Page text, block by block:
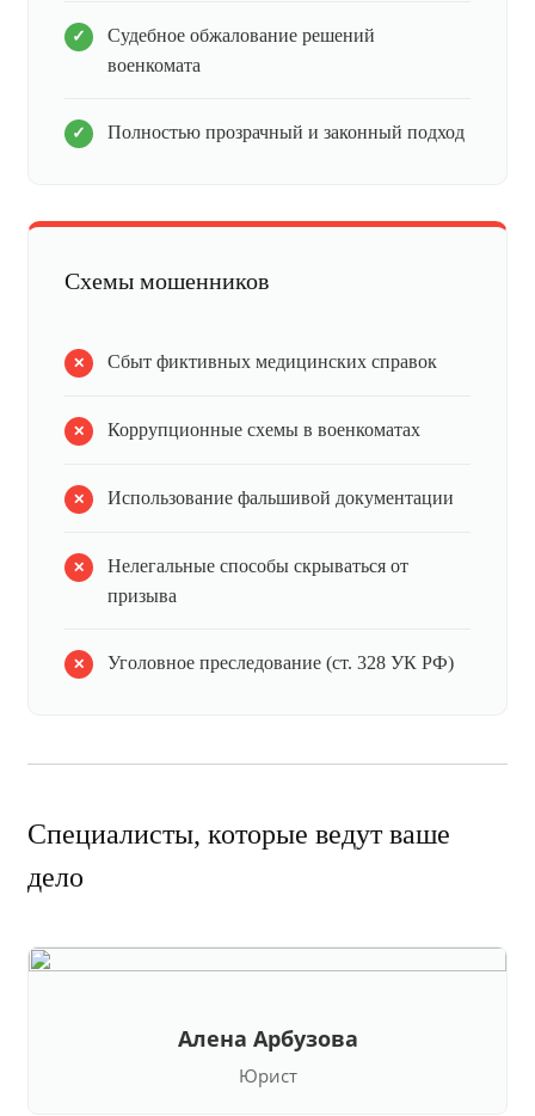
Судебное обжалование решений
военкомата
Полностью прозрачный и законный подход
Схемы мошенников
Сбыт фиктивных медицинских справок
Коррупционные схемы в военкоматах
Использование фальшивой документации
Нелегальные способы скрываться от
призыва
Уголовное преследование (ст. 328 УК РФ)
Специалисты, которые ведут ваше
дело
Алена Арбузова
Юрист